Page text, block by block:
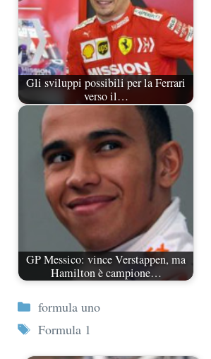
Gli sviluppi possibili per la Ferrari
verso il…
GP Messico: vince Verstappen, ma
Hamilton è campione…
Categorie
formula uno
Tag
Formula 1